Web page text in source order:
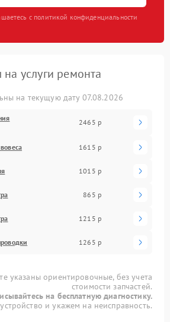
с политикой конфиденциальности
услуги ремонта
на текущую дату 07.08.2026
2465 р
1615 р
1015 р
865 р
1215 р
1265 р
указаны ориентировочные, без учета
стоимости запчастей.
на бесплатную диагностику.
и укажем на неисправность.